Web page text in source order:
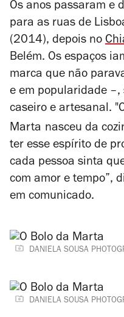
Os anos passaram e
para as ruas de
(2014), depois no
Belém. Os espaços
marca que não
e em popularidade –,
caseiro e artesanal.
Marta nasceu da
ter esse espírito de
cada pessoa sinta
com amor e tempo”,
em comunicado.
DANIELA SOUSA
DANIELA SOUSA